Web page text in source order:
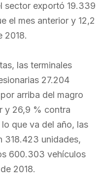
sector exportó 19.339
el mes anterior y 12,2
2018.
las terminales
27.204
arriba del magro
y 26,9 % contra
que va del año, las
318.423 unidades,
600.303 vehículos
2018.